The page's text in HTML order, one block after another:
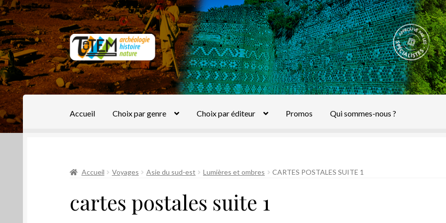
Aller
à
la
navigation
Aller
au
contenu
Accueil Choix par genre Choix par éditeur Promos Qui sommes-nous ?
Accueil Voyages Asie du sud-est Lumières et ombres CARTES POSTALES SUITE 1
cartes postales suite 1